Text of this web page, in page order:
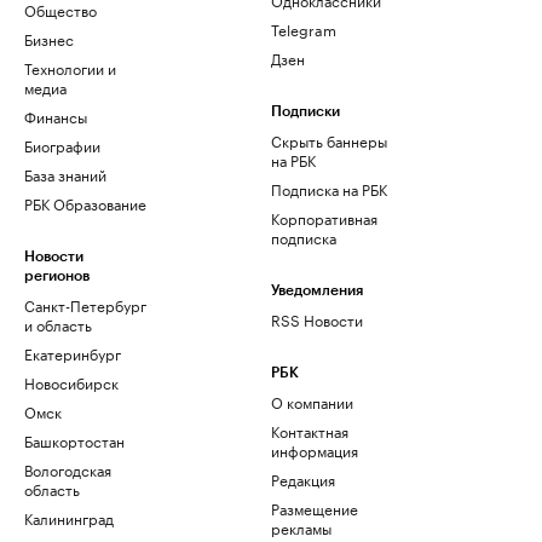
Общество
Бизнес
Технологии и
медиа
Финансы
Биографии
База знаний
РБК Образование
Новости
регионов
Санкт-Петербург
и область
Екатеринбург
Новосибирск
Омск
Башкортостан
Вологодская
область
Калининград
Telegram
Дзен
Подписки
Скрыть баннеры
на РБК
Подписка на РБК
Корпоративная
подписка
Уведомления
RSS Новости
РБК
О компании
Контактная
информация
Редакция
Размещение
рекламы